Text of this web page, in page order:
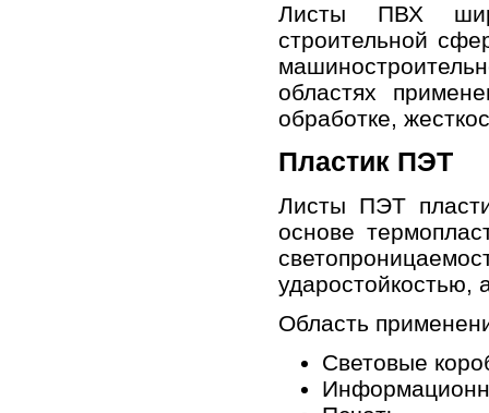
Листы ПВХ
строительной
областях
обработке,
Пластик ПЭТ
Листы ПЭТ
основе
ударостойкостью,
Область
Световые